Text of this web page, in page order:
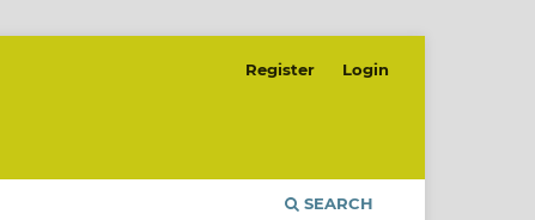
SEARCH
Register Login